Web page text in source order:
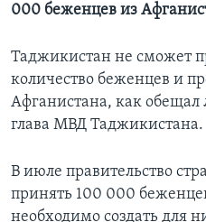
000 беженцев из
Таджикистан не сможет
количество беженцев и
Афганистана, как обещал
глава МВД Таджикистана.
В июле правительство
принять 100 000
необходимо создать для